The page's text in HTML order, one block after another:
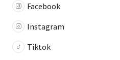
Facebook
Instagram
Tiktok